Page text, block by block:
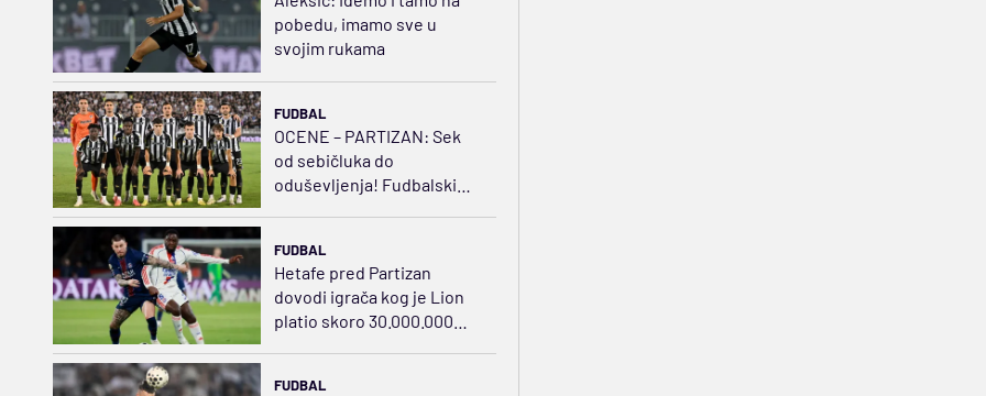
pobedu, imamo sve u
svojim rukama
FUDBAL
OCENE – PARTIZAN: Sek
od sebičluka do
oduševljenja! Fudbalski
FUDBAL
Hetafe pred Partizan
dovodi igrača kog je Lion
platio skoro 30.000.000
FUDBAL